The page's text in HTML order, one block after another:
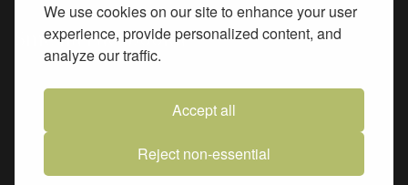
We use cookies on our site to enhance your user
experience, provide personalized content, and
analyze our traffic.
Accept all
Reject non-essential
Sme na Facebooku